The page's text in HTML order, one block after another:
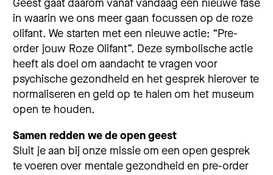
Geest gaat daarom vanaf vandaag een nieuwe fase
in waarin we ons meer gaan focussen op de roze
olifant. We starten met een nieuwe actie: “Pre-
order jouw Roze Olifant”. Deze symbolische actie
heeft als doel om aandacht te vragen voor
psychische gezondheid en het gesprek hierover te
normaliseren en geld op te halen om het museum
open te houden.
Samen redden we de open geest
Sluit je aan bij onze missie om een open gesprek
te voeren over mentale gezondheid en pre-order